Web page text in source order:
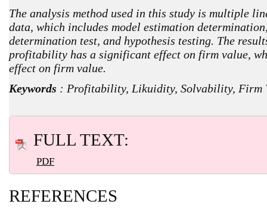
The analysis method used in this study is multiple
data, which includes model estimation
determination test, and hypothesis testing. The
profitability has a significant effect on firm value,
effect on firm value.
Keywords : Profitability, Likuidity, Solvability, Firm
FULL TEXT:
PDF
REFERENCES